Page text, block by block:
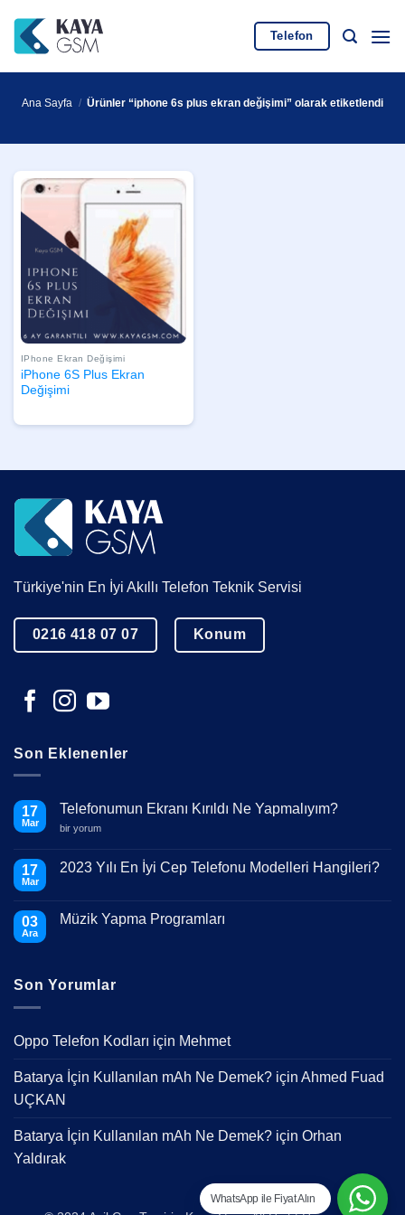
atla
Telefon
Ana Sayfa / Ürünler “iphone 6s plus ekran değişimi” olarak etiketlendi
IPhone Ekran Değişimi
iPhone 6S Plus Ekran
Değişimi
Türkiye'nin En İyi Akıllı Telefon Teknik Servisi
0216 418 07 07 Konum
Son Eklenenler
17
Mar
Telefonumun Ekranı Kırıldı Ne Yapmalıyım?
Telefonumun
Ne
Yapmalıyım?
bir yorum
17
Mar
2023 Yılı En İyi Cep Telefonu Modelleri Hangileri?
Yılı
Modelleri
Hangileri?
03
Ara
Müzik Yapma Programları
Programları
Son Yorumlar
Oppo Telefon Kodları için Mehmet
Batarya İçin Kullanılan mAh Ne Demek? için Ahmed Fuad
UÇKAN
Batarya İçin Kullanılan mAh Ne Demek? için Orhan
Yaldırak
WhatsApp ile Fiyat Alın